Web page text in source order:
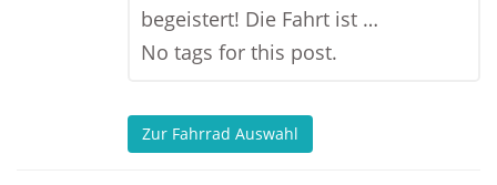
begeistert! Die Fahrt ist …
No tags for this post.
Zur Fahrrad Auswahl